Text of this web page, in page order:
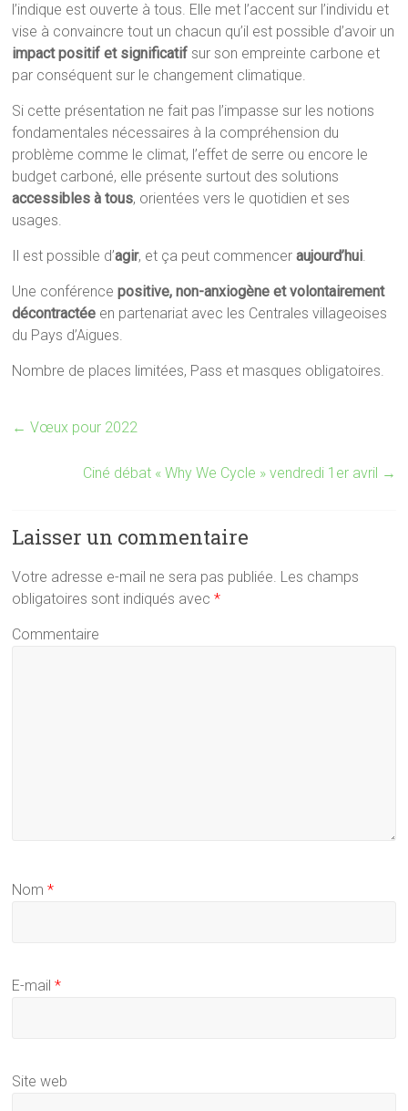
l’indique est ouverte à tous. Elle met l’accent sur l’individu et
vise à convaincre tout un chacun qu’il est possible d’avoir un
impact positif et significatif sur son empreinte carbone et
par conséquent sur le changement climatique.
Si cette présentation ne fait pas l’impasse sur les notions
fondamentales nécessaires à la compréhension du
problème comme le climat, l’effet de serre ou encore le
budget carboné, elle présente surtout des solutions
accessibles à tous, orientées vers le quotidien et ses
usages.
Il est possible d’agir, et ça peut commenceraujourd’hui.
Une conférencepositive, non-anxiogène et volontairement
décontractée en partenariat avec les Centrales villageoises
du Pays d’Aigues.
Nombre de places limitées, Pass et masques obligatoires.
← Vœux pour 2022
Ciné débat « Why We Cycle » vendredi 1er avril →
Laisser un commentaire
Votre adresse e-mail ne sera pas publiée. Les champs
obligatoires sont indiqués avec*
Commentaire
Nom*
E-mail*
Site web